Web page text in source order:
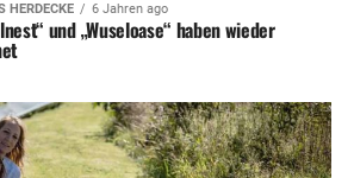
HERDECKE 6 Jahren ago
und „Wuseloase“ haben wieder